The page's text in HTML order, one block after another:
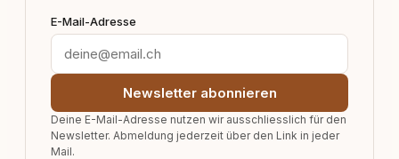
E-Mail-Adresse
Newsletter abonnieren
Deine E-Mail-Adresse nutzen wir ausschliesslich für den
Newsletter. Abmeldung jederzeit über den Link in jeder
Mail.